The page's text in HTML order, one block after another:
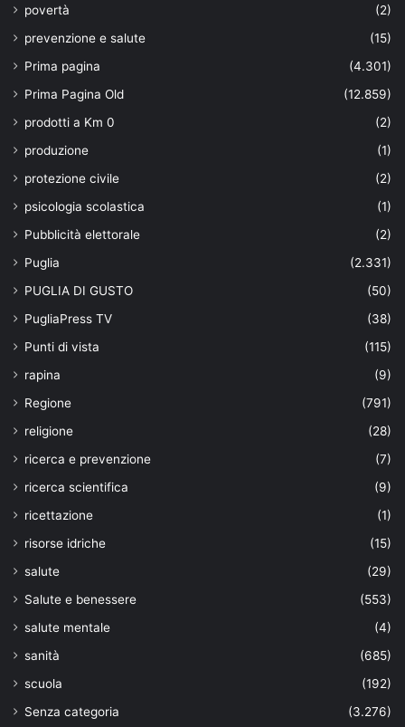
povertà
(2)
prevenzione e salute
(15)
Prima pagina
(4.301)
Prima Pagina Old
(12.859)
prodotti a Km 0
(2)
produzione
(1)
protezione civile
(2)
psicologia scolastica
(1)
Pubblicità elettorale
(2)
Puglia
(2.331)
PUGLIA DI GUSTO
(50)
PugliaPress TV
(38)
Punti di vista
(115)
rapina
(9)
Regione
(791)
religione
(28)
ricerca e prevenzione
(7)
ricerca scientifica
(9)
ricettazione
(1)
risorse idriche
(15)
salute
(29)
Salute e benessere
(553)
salute mentale
(4)
sanità
(685)
scuola
(192)
Senza categoria
(3.276)